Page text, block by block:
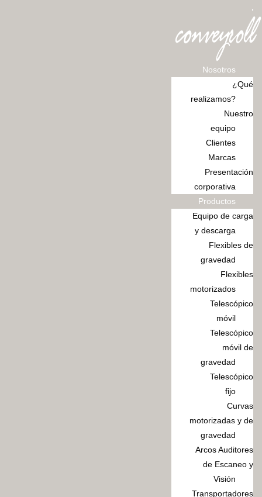
Nosotros
¿Qué
realizamos?
Nuestro
equipo
Clientes
Marcas
Presentación
corporativa
Productos
Equipo de carga
y descarga
Flexibles de
gravedad
Flexibles
motorizados
Telescópico
móvil
Telescópico
móvil de
gravedad
Telescópico
fijo
Curvas
motorizadas y de
gravedad
Arcos Auditores
de Escaneo y
Visión
Transportadores